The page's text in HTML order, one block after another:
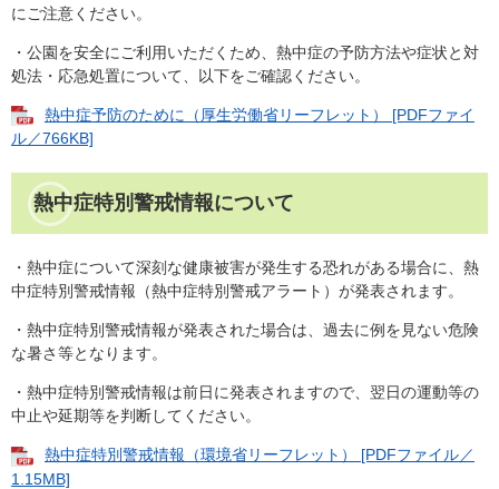
にご注意ください。
・公園を安全にご利用いただくため、熱中症の予防方法や症状と対
処法・応急処置について、以下をご確認ください。
熱中症予防のために（厚生労働省リーフレット） [PDFファイ
ル／766KB]
熱中症特別警戒情報について
・熱中症について深刻な健康被害が発生する恐れがある場合に、熱
中症特別警戒情報（熱中症特別警戒アラート）が発表されます。
・熱中症特別警戒情報が発表された場合は、過去に例を見ない危険
な暑さ等となります。
・熱中症特別警戒情報は前日に発表されますので、翌日の運動等の
中止や延期等を判断してください。
熱中症特別警戒情報（環境省リーフレット） [PDFファイル／
1.15MB]